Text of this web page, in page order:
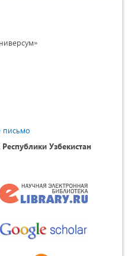
письмо
Узбекистан